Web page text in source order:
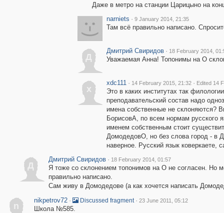
Даже в метро на станции Царицыно на
narniets · 9 January 2014, 21:35
Там всё правильно написано.
Д
Дмитрий Свиридов · 18 February 2014,
Уважаемая Анна! Топонимы на О
x
xdc111 · 14 February 2015, 21:32 · Edited 14
Это в каких институтах так
преподавательский состав надо
имена собственные не склоняются?
БорисовА, по всем нормам русского
именем собственным стоит
ДомодедовО, но без слова город - в
наверное. Русский язык
Д
Дмитрий Свиридов · 18 February 2014, 01:57
Я тоже со склонением топонимов на О не согласен. Но
правильно написано.
Сам живу в Домодедове (а как хочется написать
n
nikpetrov72 · Discussed fragment · 23 June 2011, 05:12
Школа №585.